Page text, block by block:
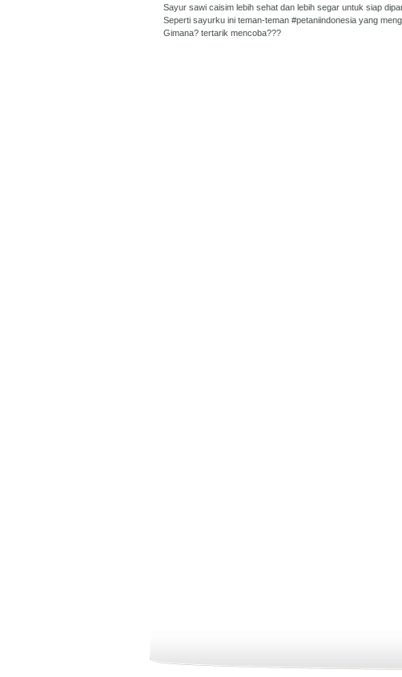
Sayur sawi caisim lebih sehat dan lebih segar untuk siap
Seperti sayurku ini teman-teman #petaniindonesia yang
Gimana? tertarik mencoba???